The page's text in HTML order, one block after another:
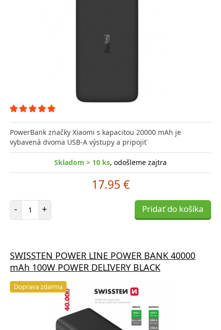
PowerBank značky Xiaomi s kapacitou 20000 mAh je
vybavená dvoma USB-A výstupy a pripojiť
Skladom > 10 ks, odošleme zajtra
17.95 €
- Počet položiek
+ Pridať do košíka
SWISSTEN POWER LINE POWER BANK 40000
mAh 100W POWER DELIVERY BLACK
Doprava zdarma